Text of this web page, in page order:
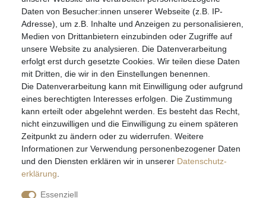
Daten von Besucher:innen unserer Webseite (z.B. IP-
Adresse), um z.B. Inhalte und Anzeigen zu personalisieren,
Medien von Drittanbietern einzubinden oder Zugriffe auf
unsere Website zu analysieren. Die Datenverarbeitung
erfolgt erst durch gesetzte Cookies. Wir teilen diese Daten
mit Dritten, die wir in den Einstellungen benennen.
Die Datenverarbeitung kann mit Einwilligung oder aufgrund
eines berechtigten Interesses erfolgen. Die Zustimmung
kann erteilt oder abgelehnt werden. Es besteht das Recht,
nicht einzuwilligen und die Einwilligung zu einem späteren
Zeitpunkt zu ändern oder zu widerrufen. Weitere
Informationen zur Verwendung personenbezogener Daten
und den Diensten erklären wir in unserer Daten­schutz­
erklärung
Essenziell
info@schmuckador.de
Montag bis Freitag 8.30 – 12.00 Uhr und 13.30 bis 17.30 Uhr
Widerrufs­recht Widerrufs­formular Impressum
Daten­schutz­erklärung AGB
E-MAIL **
Hiermit bestätige ich, dass ich die